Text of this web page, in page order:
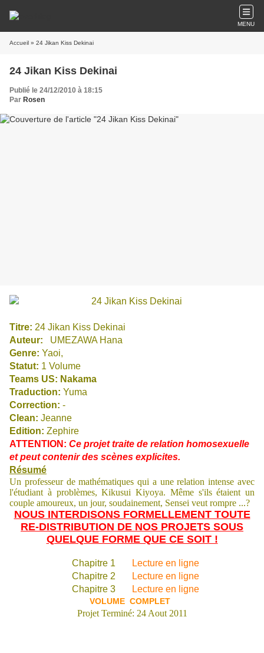
MENU
Accueil » 24 Jikan Kiss Dekinai
24 Jikan Kiss Dekinai
Publié le 24/12/2010 à 18:15
Par Rosen
Titre: 24 Jikan Kiss Dekinai
Auteur:
UMEZAWA Hana
Genre: Yaoi,
Statut: 1 Volume
Teams US: Nakama
Traduction: Yuma
Correction: -
Clean: Jeanne
Edition: Zephire
ATTENTION: Ce projet traite de relation homosexuelle
et peut contenir des scènes explicites.
Résumé
Un professeur de mathématiques qui a une relation intense avec
l'étudiant à problèmes, Kikusui Kiyoya. Même s'ils étaient un
couple amoureux, un jour, soudainement, Sensei veut rompre ...?
NOUS INTERDISONS FORMELLEMENT TOUTE
RE-DISTRIBUTION DE NOS PROJETS SOUS
QUELQUE FORME QUE CE SOIT !
Chapitre 1
Lecture en ligne
Chapitre 2
Lecture en ligne
Chapitre 3
Lecture en ligne
VOLUME COMPLET
Projet Terminé: 24 Aout 2011